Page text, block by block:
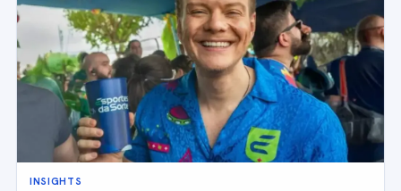
INSIGHTS